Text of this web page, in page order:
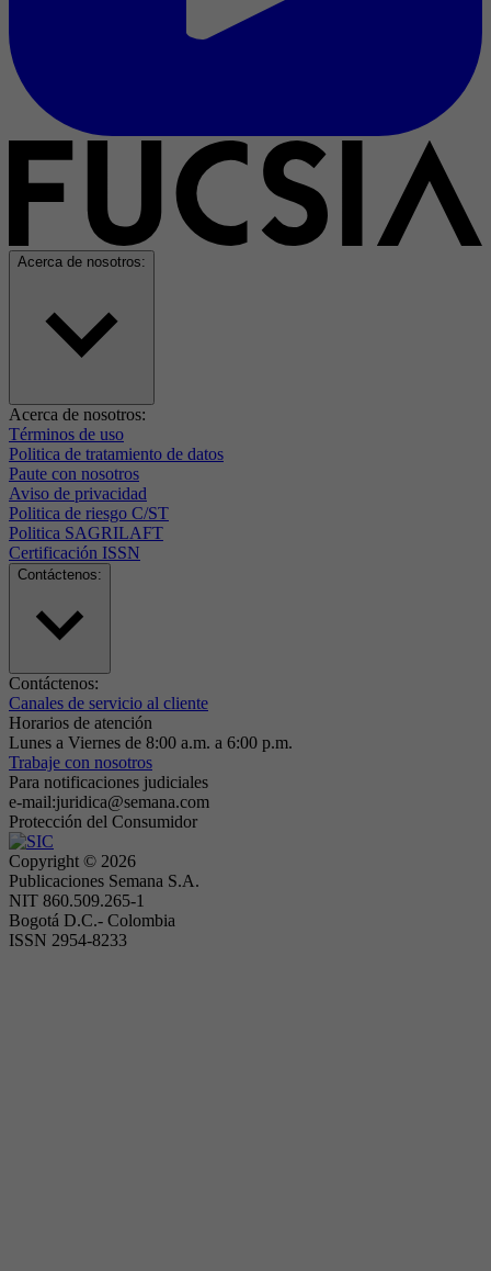
Acerca de nosotros:
Acerca de nosotros:
Términos de uso
Politica de tratamiento de datos
Paute con nosotros
Aviso de privacidad
Politica de riesgo C/ST
Politica SAGRILAFT
Certificación ISSN
Contáctenos:
Contáctenos:
Canales de servicio al cliente
Horarios de atención
Lunes a Viernes de 8:00 a.m. a 6:00 p.m.
Trabaje con nosotros
Para notificaciones judiciales
e-mail:juridica@semana.com
Protección del Consumidor
Copyright © 2026
Publicaciones Semana S.A.
NIT 860.509.265-1
Bogotá D.C.- Colombia
ISSN 2954-8233